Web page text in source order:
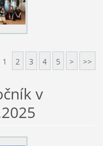
1 2 3 4 5 > >>
v